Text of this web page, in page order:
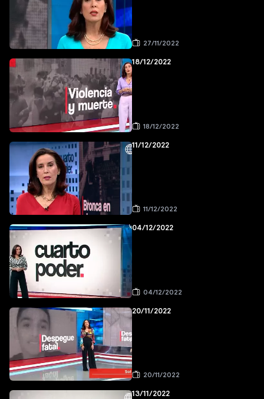
27/11/2022
18/12/2022
18/12/2022
11/12/2022
11/12/2022
04/12/2022
04/12/2022
20/11/2022
20/11/2022
13/11/2022